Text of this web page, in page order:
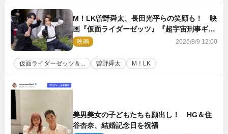
M！LK曽野舜太、長田光平らの笑顔も！ 映
画『仮面ライダーゼッツ』『超宇宙刑事ギャ
バン インフィニティ』オフショット到着
映画 2026/8/9 12:00
仮面ライダーゼッツ＆... 曽野舜太 M！LK
美男美女の子どもたちも顔出し！ HG＆住
谷杏奈、結婚記念日を祝福